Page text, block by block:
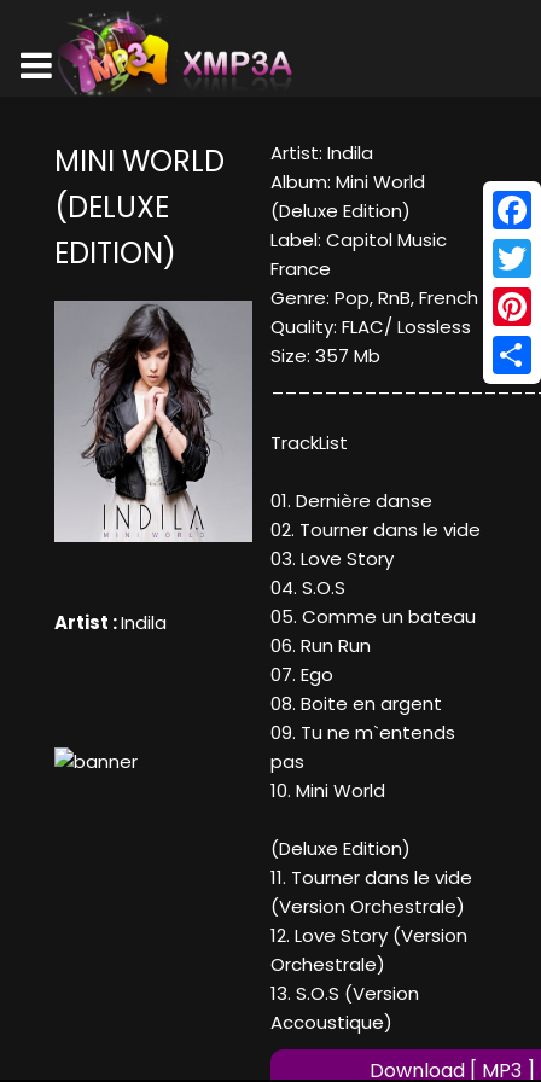
MINI WORLD
(DELUXE
EDITION)
Artist :Indila
Artist: Indila
Album: Mini World
(Deluxe Edition)
Label: Capitol Music
France
Genre: Pop, RnB, French
Quality: FLAC/ Lossless
Size: 357 Mb
TrackList
01. Dernière danse
02. Tourner dans le vide
03. Love Story
04. S.O.S
05. Comme un bateau
06. Run Run
07. Ego
08. Boite en argent
09. Tu ne m`entends
pas
10. Mini World
(Deluxe Edition)
11. Tourner dans le vide
(Version Orchestrale)
12. Love Story (Version
Orchestrale)
13. S.O.S (Version
Accoustique)
Download [ MP3 ]